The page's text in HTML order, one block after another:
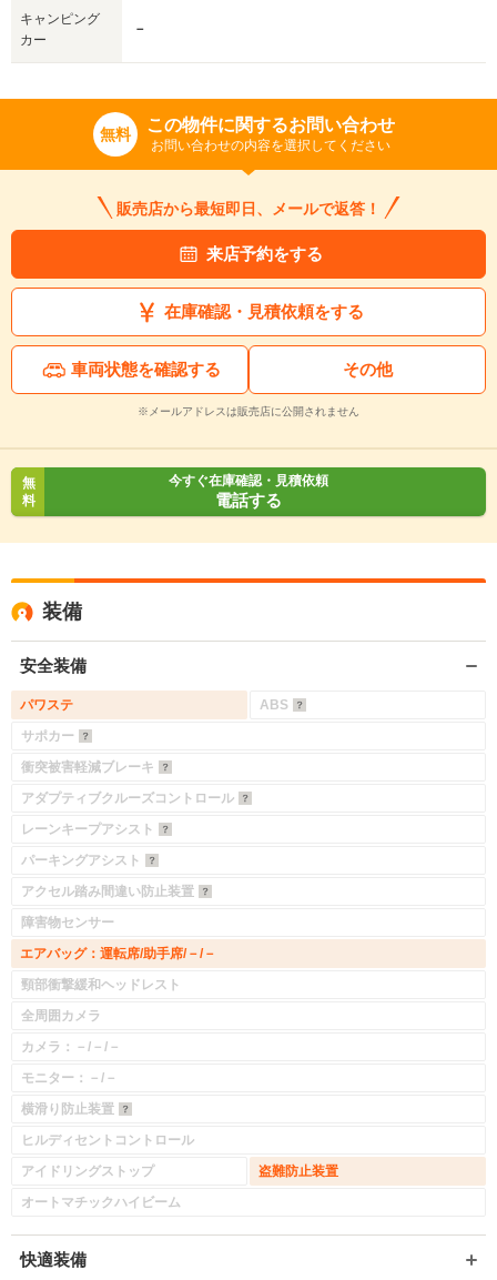
キャンピング
カー
－
無料 この物件に関するお問い合わせ
お問い合わせの内容を選択してください
販売店から最短即日、メールで返答！
来店予約をする
在庫確認・見積依頼をする
車両状態を確認する その他
※メールアドレスは販売店に公開されません
無
料
今すぐ在庫確認・見積依頼
電話する
装備
安全装備
パワステ
ABS
サポカー
衝突被害軽減ブレーキ
アダプティブクルーズコントロール
レーンキープアシスト
パーキングアシスト
アクセル踏み間違い防止装置
障害物センサー
エアバッグ：運転席/助手席/－/－
頸部衝撃緩和ヘッドレスト
全周囲カメラ
カメラ：－/－/－
モニター：－/－
横滑り防止装置
ヒルディセントコントロール
アイドリングストップ
盗難防止装置
オートマチックハイビーム
快適装備